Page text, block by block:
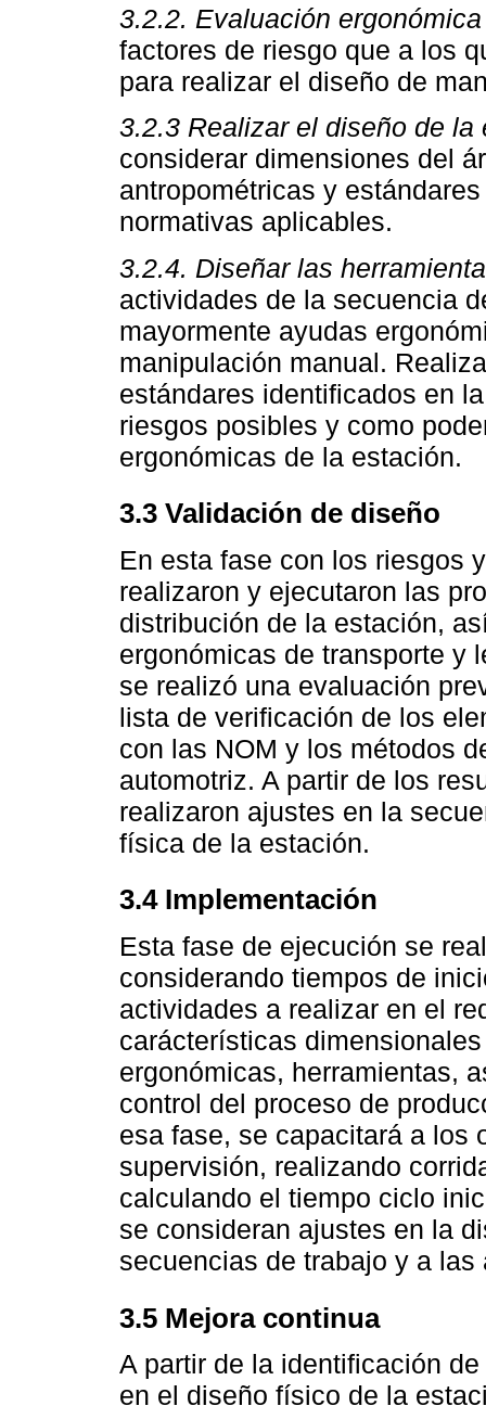
3.2.2. Evaluación
factores de riesgo que a los
para realizar el diseño de
3.2.3 Realizar el diseño de la
considerar dimensiones del
antropométricas y
normativas aplicables.
3.2.4. Diseñar las
actividades de la secuencia
mayormente ayudas
manipulación manual.
estándares identificados en
riesgos posibles y como
ergonómicas de la estación.
3.3 Validación de diseño
En esta fase con los riesgos
realizaron y ejecutaron las
distribución de la estación,
ergonómicas de transporte y
se realizó una evaluación
lista de verificación de los
con las NOM y los métodos
automotriz. A partir de los
realizaron ajustes en la
física de la estación.
3.4 Implementación
Esta fase de ejecución se
considerando tiempos de
actividades a realizar en el
carácterísticas
ergonómicas, herramientas,
control del proceso de
esa fase, se capacitará a los
supervisión, realizando
calculando el tiempo ciclo
se consideran ajustes en la
secuencias de trabajo y a
3.5 Mejora continua
A partir de la identificación
en el diseño físico de la